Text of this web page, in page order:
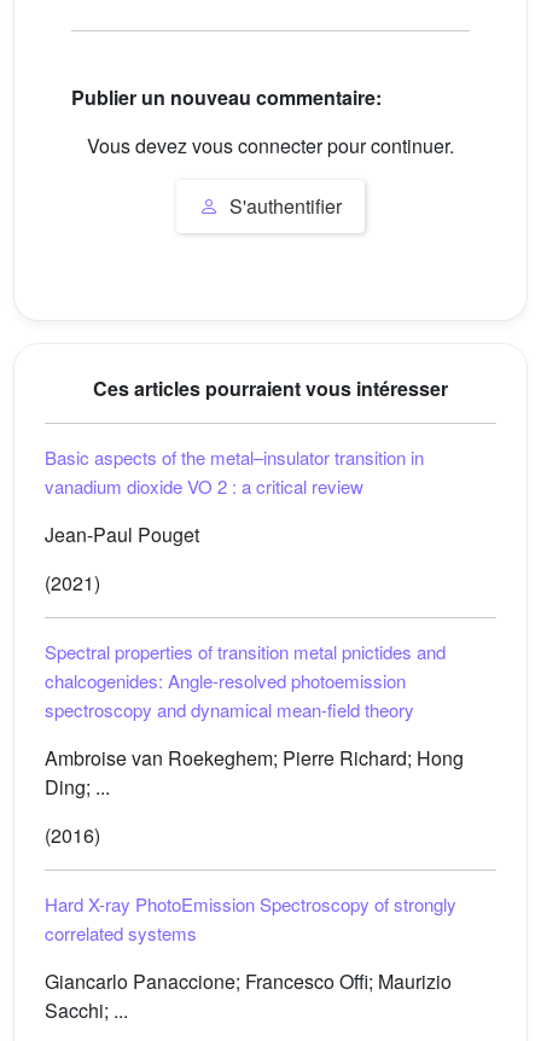
Publier un nouveau commentaire:
Vous devez vous connecter pour continuer.
S'authentifier
Ces articles pourraient vous intéresser
Basic aspects of the metal–insulator transition in
vanadium dioxide VO 2 : a critical review
Jean-Paul Pouget
(2021)
Spectral properties of transition metal pnictides and
chalcogenides: Angle-resolved photoemission
spectroscopy and dynamical mean-field theory
Ambroise van Roekeghem; Pierre Richard; Hong
Ding; ...
(2016)
Hard X-ray PhotoEmission Spectroscopy of strongly
correlated systems
Giancarlo Panaccione; Francesco Offi; Maurizio
Sacchi; ...